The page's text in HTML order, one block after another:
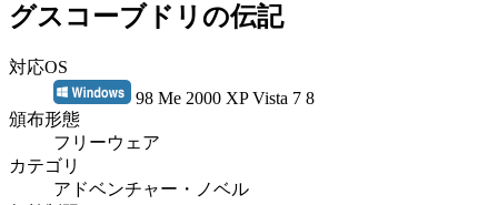
グスコーブドリの伝記
対応OS
98 Me 2000 XP Vista 7 8
頒布形態
フリーウェア
カテゴリ
アドベンチャー・ノベル